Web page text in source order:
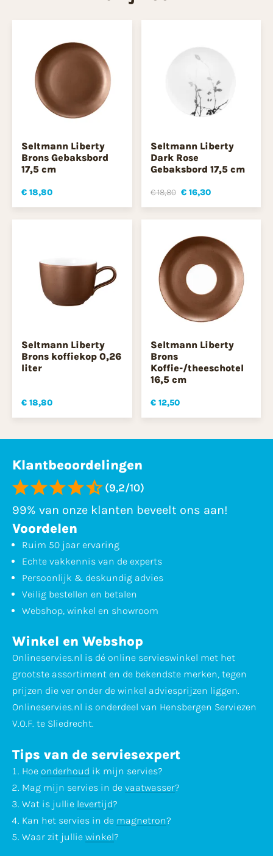
Seltmann Liberty
Brons Gebaksbord
17,5 cm
€ 18,80
Seltmann Liberty
Dark Rose
Gebaksbord 17,5 cm
€ 18,80 € 16,30
Seltmann Liberty
Brons koffiekop 0,26
liter
€ 18,80
Seltmann Liberty
Brons
Koffie-/theeschotel
16,5 cm
€ 12,50
Klantbeoordelingen
(9,2/10)
99% van onze klanten beveelt ons aan!
Voordelen
Ruim 50 jaar ervaring
Echte vakkennis van de experts
Persoonlijk & deskundig advies
Veilig bestellen en betalen
Webshop, winkel en showroom
Winkel en Webshop
Onlineservies.nl is dé online servieswinkel met het
grootste assortiment en de bekendste merken, tegen
prijzen die ver onder de winkel adviesprijzen liggen.
Onlineservies.nl is onderdeel van Hensbergen Serviezen
V.O.F. te Sliedrecht.
Tips van de serviesexpert
Hoe onderhoud ik mijn servies?
Mag mijn servies in de vaatwasser?
Wat is jullie levertijd?
Kan het servies in de magnetron?
Waar zit jullie winkel?